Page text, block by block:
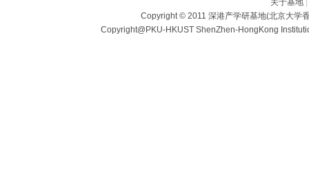
关于基地|
Copyright © 2011 深港产学研基地(北京大学
Copyright@PKU-HKUST ShenZhen-HongKong